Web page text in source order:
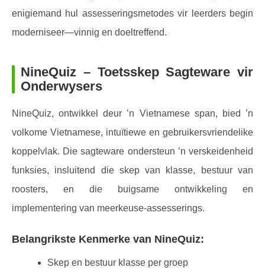
enigiemand hul assesseringsmetodes vir leerders begin
moderniseer—vinnig en doeltreffend.
NineQuiz – Toetsskep Sagteware vir
Onderwysers
NineQuiz, ontwikkel deur ’n Vietnamese span, bied ’n
volkome Vietnamese, intuïtiewe en gebruikersvriendelike
koppelvlak. Die sagteware ondersteun ’n verskeidenheid
funksies, insluitend die skep van klasse, bestuur van
roosters, en die buigsame ontwikkeling en
implementering van meerkeuse-assesserings.
Belangrikste Kenmerke van NineQuiz:
Skep en bestuur klasse per groep